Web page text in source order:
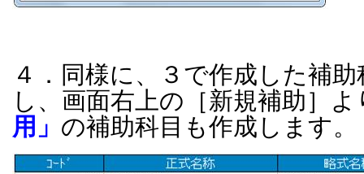
４．同様に、３で作成した補
し、画面右上の［新規補助］よ
用」 の補助科目も作成します。